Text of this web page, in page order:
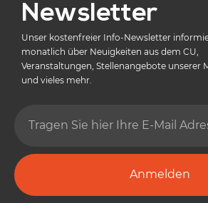
Newsletter
Unser kostenfreier Info-Newsletter
monatlich über Neuigkeiten aus dem CU,
Veranstaltungen, Stellenangebote unserer
und vieles mehr.
Anmelden